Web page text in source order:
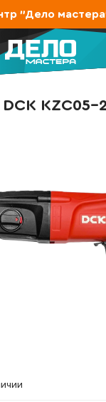
"Дело
KZC05-